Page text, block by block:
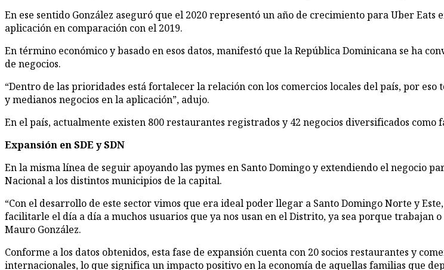
En ese sentido González aseguró que el 2020 representó un año de crecimiento para Uber
aplicación en comparación con el 2019.
En término económico y basado en esos datos, manifestó que la República Dominicana se ha
de negocios.
“Dentro de las prioridades está fortalecer la relación con los comercios locales del país, por
y medianos negocios en la aplicación”, adujo.
En el país, actualmente existen 800 restaurantes registrados y 42 negocios diversificados
Expansión en SDE y SDN
En la misma línea de seguir apoyando las pymes en Santo Domingo y extendiendo el negocio
Nacional a los distintos municipios de la capital.
“Con el desarrollo de este sector vimos que era ideal poder llegar a Santo Domingo Norte y
facilitarle el día a día a muchos usuarios que ya nos usan en el Distrito, ya sea porque trabajan
Mauro González.
Conforme a los datos obtenidos, esta fase de expansión cuenta con 20 socios restaurantes y
internacionales, lo que significa un impacto positivo en la economía de aquellas familias que